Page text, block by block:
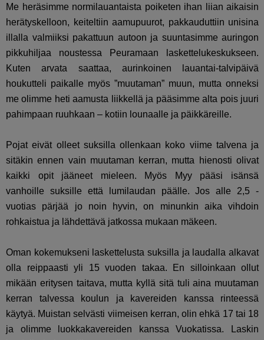
Me heräsimme normilauantaista poiketen ihan liian aikaisin
herätyskelloon, keiteltiin aamupuurot, pakkauduttiin unisina
illalla valmiiksi pakattuun autoon ja suuntasimme auringon
pikkuhiljaa noustessa Peuramaan laskettelukeskukseen.
Kuten arvata saattaa, aurinkoinen lauantai-talvipäivä
houkutteli paikalle myös ”muutaman” muun, mutta onneksi
me olimme heti aamusta liikkellä ja pääsimme alta pois juuri
pahimpaan ruuhkaan – kotiin lounaalle ja päikkäreille.
Pojat eivät olleet suksilla ollenkaan koko viime talvena ja
sitäkin ennen vain muutaman kerran, mutta hienosti olivat
kaikki opit jääneet mieleen. Myös Myy pääsi isänsä
vanhoille suksille että lumilaudan päälle. Jos alle 2,5 -
vuotias pärjää jo noin hyvin, on minunkin aika vihdoin
rohkaistua ja lähdettävä jatkossa mukaan mäkeen.
Oman kokemukseni laskettelusta suksilla ja laudalla alkavat
olla reippaasti yli 15 vuoden takaa. En silloinkaan ollut
mikään eritysen taitava, mutta kyllä sitä tuli aina muutaman
kerran talvessa koulun ja kavereiden kanssa rinteessä
käytyä. Muistan selvästi viimeisen kerran, olin ehkä 17 tai 18
ja olimme luokkakavereiden kanssa Vuokatissa. Laskin